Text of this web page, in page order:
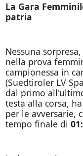
La Gara
patria
Nessuna
nella prova
campionessa in
(Suedtiroler LV
dal primo
testa alla corsa,
per le avversarie,
tempo finale di